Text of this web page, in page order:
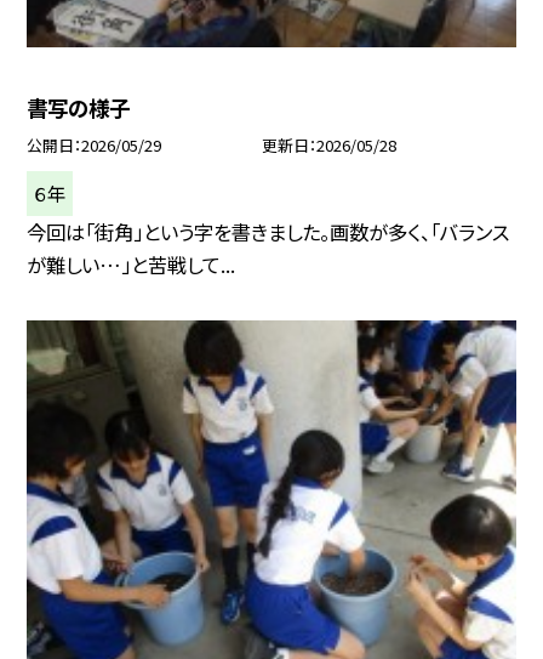
書写の様子
公開日 2026/05/29 更新日 2026/05/28
６年
今回は「街角」という字を書きました。画数が多く、「バランス
が難しい…」と苦戦して...